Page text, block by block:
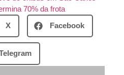
70% da frota
X Facebook